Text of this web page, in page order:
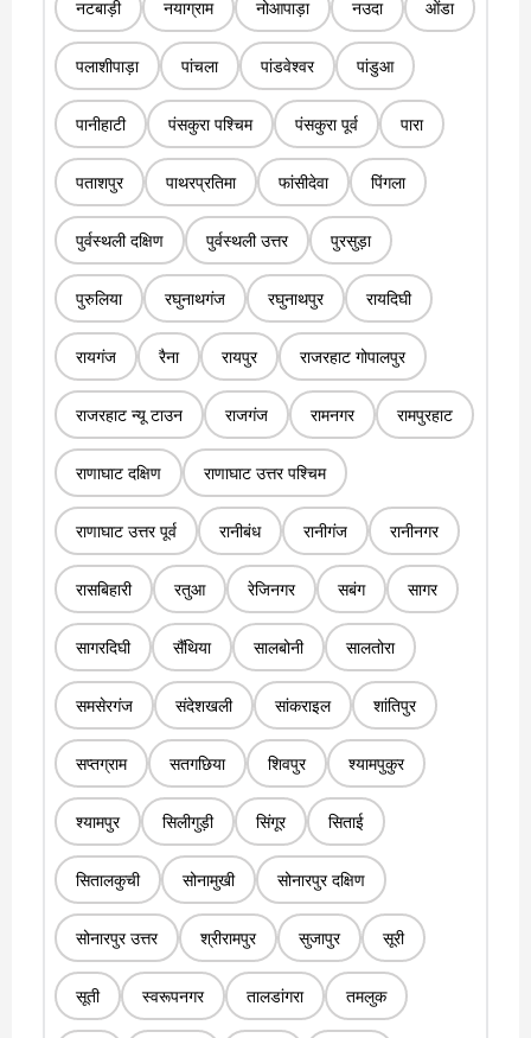
नटबाड़ी नयाग्राम नोआपाड़ा नउदा ओंडा
पलाशीपाड़ा पांचला पांडवेश्वर पांडुआ
पानीहाटी पंसकुरा पश्चिम पंसकुरा पूर्व पारा
पताशपुर पाथरप्रतिमा फांसीदेवा पिंगला
पुर्वस्थली दक्षिण पुर्वस्थली उत्तर पुरसुड़ा
पुरुलिया रघुनाथगंज रघुनाथपुर रायदिघी
रायगंज रैना रायपुर राजरहाट गोपालपुर
राजरहाट न्यू टाउन राजगंज रामनगर रामपुरहाट
राणाघाट दक्षिण राणाघाट उत्तर पश्चिम
राणाघाट उत्तर पूर्व रानीबंध रानीगंज रानीनगर
रासबिहारी रतुआ रेजिनगर सबंग सागर
सागरदिघी सैंथिया सालबोनी सालतोरा
समसेरगंज संदेशखली सांकराइल शांतिपुर
सप्तग्राम सतगछिया शिवपुर श्यामपुकुर
श्यामपुर सिलीगुड़ी सिंगूर सिताई
सितालकुची सोनामुखी सोनारपुर दक्षिण
सोनारपुर उत्तर श्रीरामपुर सुजापुर सूरी
सूती स्वरूपनगर तालडांगरा तमलुक